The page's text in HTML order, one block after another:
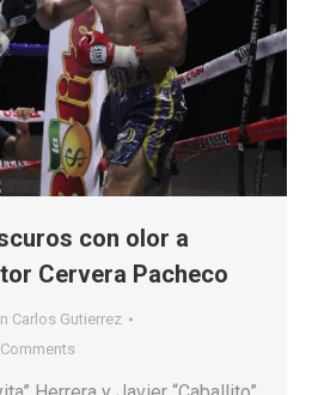
con olor a
Cervera Pacheco
Carlos Gutierrez